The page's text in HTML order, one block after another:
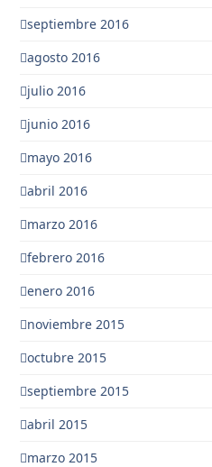
septiembre 2016
agosto 2016
julio 2016
junio 2016
mayo 2016
abril 2016
marzo 2016
febrero 2016
enero 2016
noviembre 2015
octubre 2015
septiembre 2015
abril 2015
marzo 2015